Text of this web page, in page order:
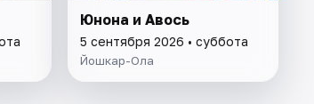
Юнона и Авось
5 сентября 2026 • суббота
Йошкар-Ола